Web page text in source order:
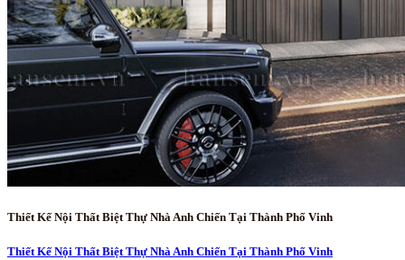
Thiết Kế Nội Thất Biệt Thự Nhà Anh Chiến Tại Thành Phố Vinh
Thiết Kế Nội Thất Biệt Thự Nhà Anh Chiến Tại Thành Phố Vinh